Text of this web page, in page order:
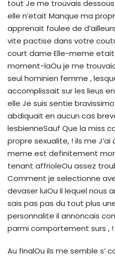
tout Je me trouvais
elle n’etait Manque ma
apprenait foulee de
vite pactise dans votre
court dame Elle-meme
moment-laOu je me
seul hominien femme ,
accomplissait sur les lieus
elle Je suis sentie
abdiquait en aucun cas
lesbienneSauf Que la miss
propre sexualite, ! ils me
meme est definitement
tenant affrioleOu assez
Comment je selectionne
devaser luiOu il lequel nous
sais pas pas du tout plus
personnalite il annoncais
parmi comportement surs ,
Au finalOu ils me semble s’